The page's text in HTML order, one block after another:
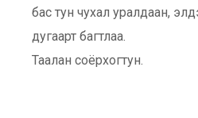
бас тун чухал уралдаан,
дугаарт багтлаа.
Таалан соёрхогтун.